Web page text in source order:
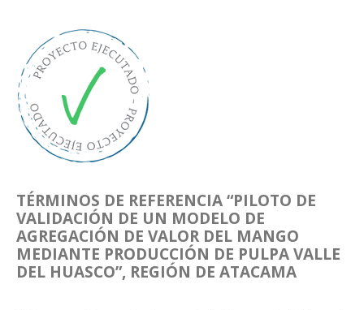
TÉRMINOS DE REFERENCIA“PILOTO DE
VALIDACIÓN DE UN MODELO DE
AGREGACIÓN DE VALOR DEL MANGO
MEDIANTE PRODUCCIÓN DE PULPA VALLE
DEL HUASCO”, REGIÓN DE ATACAMA